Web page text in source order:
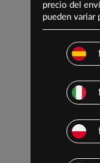
precio del
pueden variar